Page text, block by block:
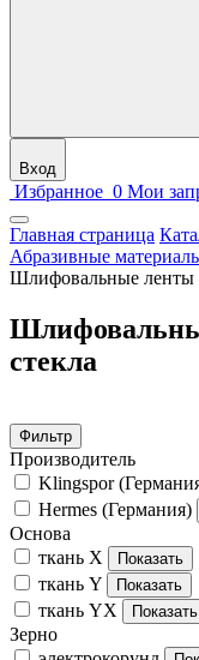
Вход
Избранное 0 Мои
Главная страница
Абразивные
Шлифовальные ленты
стекла
Фильтр
Производитель
Klingspor
Hermes (Германия)
Основа
ткань Х
ткань Y
ткань YX
Зерно